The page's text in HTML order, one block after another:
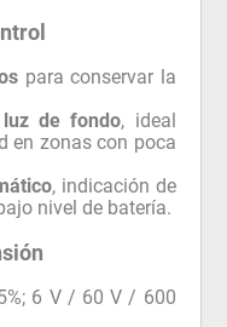
para conservar la
de fondo, ideal
en zonas con poca
, indicación de
nivel de batería.
6 V / 60 V / 600